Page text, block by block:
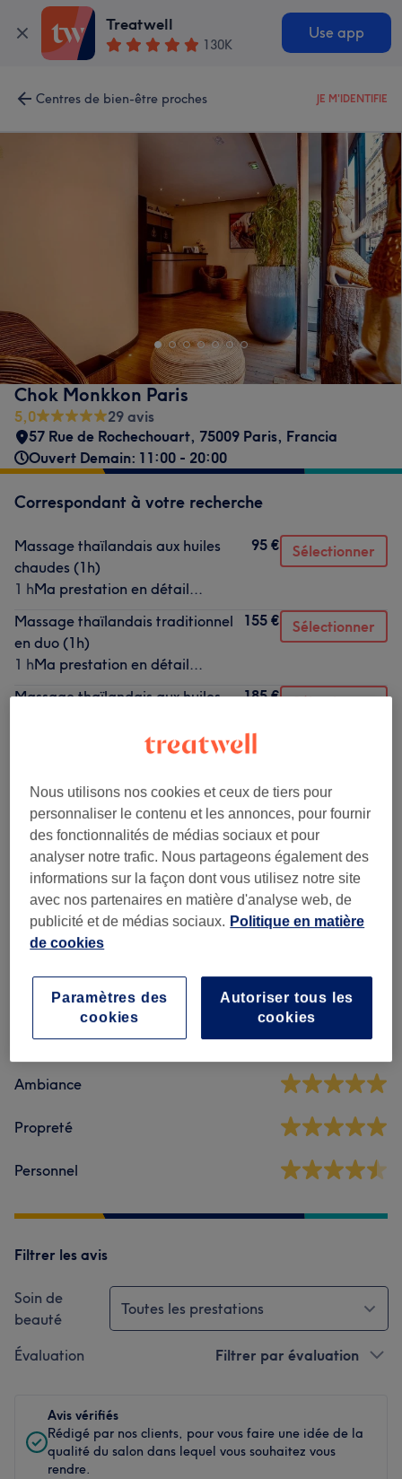
Treatwell
130K
Use app
Centres de bien-être proches JE M'IDENTIFIE
Chok Monkkon Paris
5,0
29 avis
57 Rue de Rochechouart, 75009 Paris, Francia
Ouvert Demain: 11:00 - 20:00
Correspondant à votre recherche
Massage thaïlandais aux huiles
chaudes (1h)
1 hMa prestation en détail...
95 € Sélectionner
Massage thaïlandais traditionnel
en duo (1h)
1 hMa prestation en détail...
155 € Sélectionner
Massage thaïlandais aux huiles
Ma prestation en détail...
185 € Sélectionner
Ce n'est pas ce que vous recherchiez ?
Recherchez dans notre liste de prestations
Massages (4) à partir de 95 €
Avis sur l'établissement
5,0 29 avis
Ambiance
Propreté
Personnel
Filtrer les avis
Soin de
beauté
Toutes les prestations
Évaluation Filtrer par évaluation
Avis vérifiés
Rédigé par nos clients, pour vous faire une idée de la
qualité du salon dans lequel vous souhaitez vous
rendre.
Nous utilisons nos cookies et ceux de tiers pour
personnaliser le contenu et les annonces, pour fournir
des fonctionnalités de médias sociaux et pour
analyser notre trafic. Nous partageons également des
informations sur la façon dont vous utilisez notre site
avec nos partenaires en matière d'analyse web, de
publicité et de médias sociaux. Politique en matière
de cookies
Autoriser tous les
cookies
Paramètres des
cookies